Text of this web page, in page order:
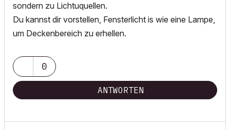
sondern zu Lichtuquellen.
Du kannst dir vorstellen, Fensterlicht is wie eine Lampe,
um Deckenbereich zu erhellen.
0
ANTWORTEN